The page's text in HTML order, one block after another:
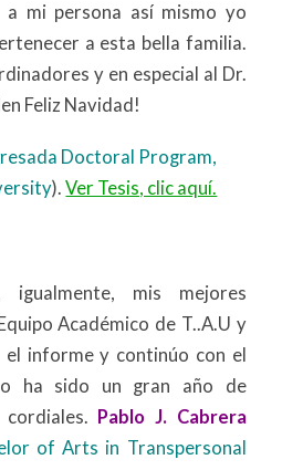
a mi persona así mismo yo
a esta bella familia.
y en especial al Dr.
Feliz Navidad!
Doctoral Program,
).Ver Tesis, clic aquí.
igualmente, mis mejores
Académico de T..A.U y
informe y continúo con el
ha sido un gran año de
cordiales. Pablo J. Cabrera
of Arts in Transpersonal